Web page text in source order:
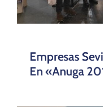
Empresas
En «Anuga